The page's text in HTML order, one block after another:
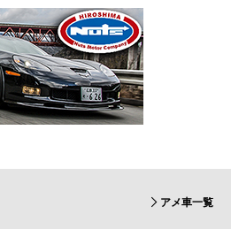
アメ車一覧